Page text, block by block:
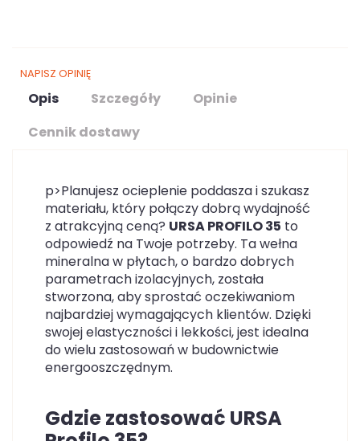
NAPISZ OPINIĘ
Opis Szczegóły
Opinie
Cennik dostawy
p>Planujesz ocieplenie poddasza i szukasz
materiału, który połączy dobrą wydajność
z atrakcyjną ceną? URSA PROFILO 35 to
odpowiedź na Twoje potrzeby. Ta wełna
mineralna w płytach, o bardzo dobrych
parametrach izolacyjnych, została
stworzona, aby sprostać oczekiwaniom
najbardziej wymagających klientów. Dzięki
swojej elastyczności i lekkości, jest idealna
do wielu zastosowań w budownictwie
energooszczędnym.
Gdzie zastosować URSA